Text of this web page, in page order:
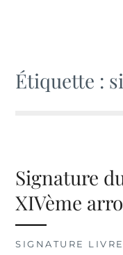
Étiquette :
Signature
XIVème
SIGNATURE LIVRE